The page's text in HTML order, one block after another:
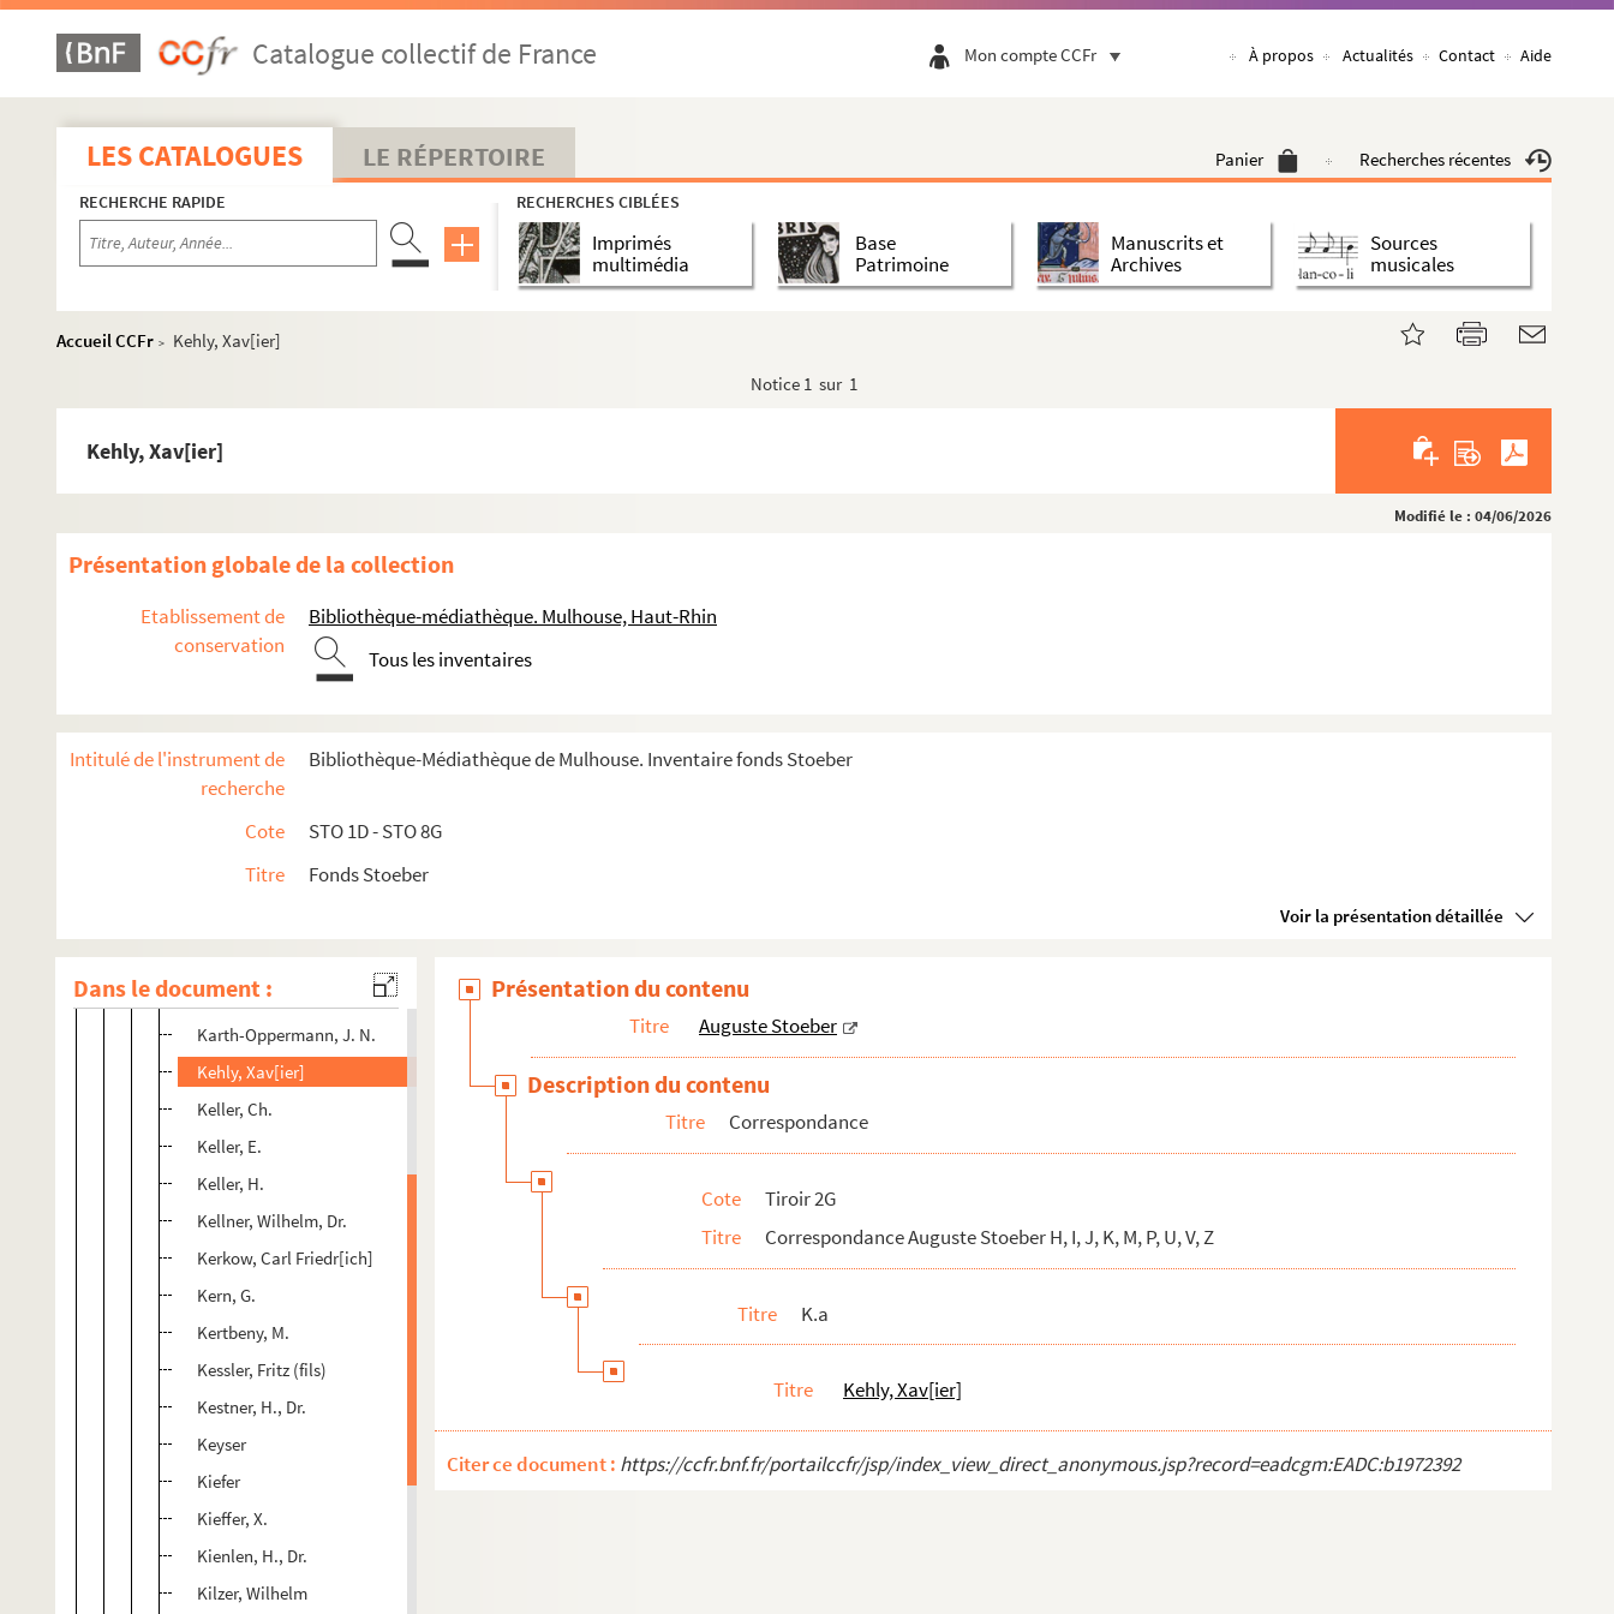
Catalogue collectif de France Mon compte CCFr À propos Actualités Contact Aide
LES CATALOGUES LE RÉPERTOIRE Panier Recherches récentes
RECHERCHE RAPIDE RECHERCHES CIBLÉES
Imprimés
multimédia
Base
Patrimoine
Manuscrits et
Archives
Sources
musicales
Accueil CCFr >
Kehly, Xav[ier]
Notice 1 sur 1
Kehly, Xav[ier]
Modifié le : 04/06/2026
Présentation globale de la collection
Etablissement de
conservation
Bibliothèque-médiathèque. Mulhouse, Haut-Rhin
Tous les inventaires
Intitulé de l'instrument de
recherche
Bibliothèque-Médiathèque de Mulhouse. Inventaire fonds Stoeber
Cote
STO 1D - STO 8G
Titre
Fonds Stoeber
Voir la présentation détaillée
Dans le document :
Ehrenfried Stoeber
Correspondance
Tiroir 1G. Correspondance Auguste Stoeber A à G
Tiroir 2G. Correspondance Auguste Stoeber H, I, J, K, M, P, U, V, Z
H
1 liste manuscrite de correspondants
Kaeppelin, Z.
Kaiser
Karth-Oppermann, J. N.
Kehly, Xav[ier]
Keller, Ch.
Keller, E.
Keller, H.
Kellner, Wilhelm, Dr.
Kerkow, Carl Friedr[ich]
Kern, G.
Kertbeny, M.
Kessler, Fritz (fils)
Kestner, H., Dr.
Keyser
Kiefer
Kieffer, X.
Kienlen, H., Dr.
Kilzer, Wilhelm
Présentation du contenu
Titre Auguste Stoeber
Description du contenu
Titre Correspondance
Cote
Tiroir 2G
Titre
Correspondance Auguste Stoeber H, I, J, K, M, P, U, V, Z
Titre K.a
Titre Kehly, Xav[ier]
Citer ce document : https://ccfr.bnf.fr/portailccfr/jsp/index_view_direct_anonymous.jsp?record=eadcgm:EADC:b1972392